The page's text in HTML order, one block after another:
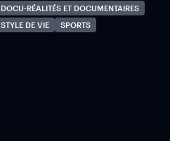
DOCU-RÉALITÉS ET DOCUMENTAIRES
STYLE DE VIE
SPORTS